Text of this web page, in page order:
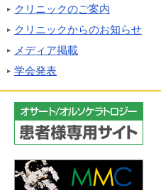
クリニックのご案内
クリニックからのお知らせ
メディア掲載
学会発表